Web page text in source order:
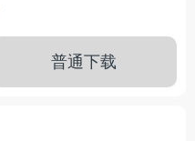
普通下载